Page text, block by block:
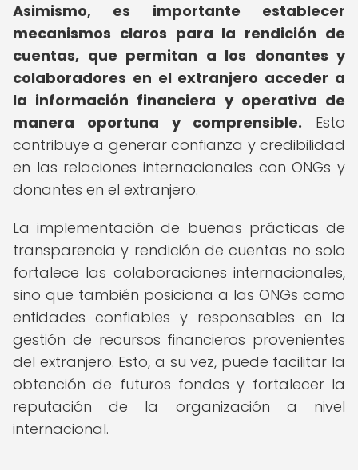
Asimismo, es importante establecer
mecanismos claros para la rendición de
cuentas, que permitan a los donantes y
colaboradores en el extranjero acceder a
la información financiera y operativa de
manera oportuna y comprensible. Esto
contribuye a generar confianza y credibilidad
en las relaciones internacionales con ONGs y
donantes en el extranjero.
La implementación de buenas prácticas de
transparencia y rendición de cuentas no solo
fortalece las colaboraciones internacionales,
sino que también posiciona a las ONGs como
entidades confiables y responsables en la
gestión de recursos financieros provenientes
del extranjero. Esto, a su vez, puede facilitar la
obtención de futuros fondos y fortalecer la
reputación de la organización a nivel
internacional.